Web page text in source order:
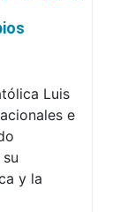
Luis
e
y la